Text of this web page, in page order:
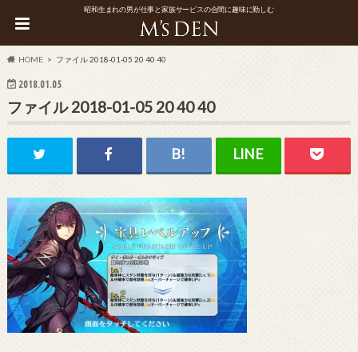
昭和生まれの男が仕事と家族サービスの合間に趣味に勤しむ
HOME ファイル 2018-01-05 20 40 40
2018.01.05
ファイル 2018-01-05 20 40 40